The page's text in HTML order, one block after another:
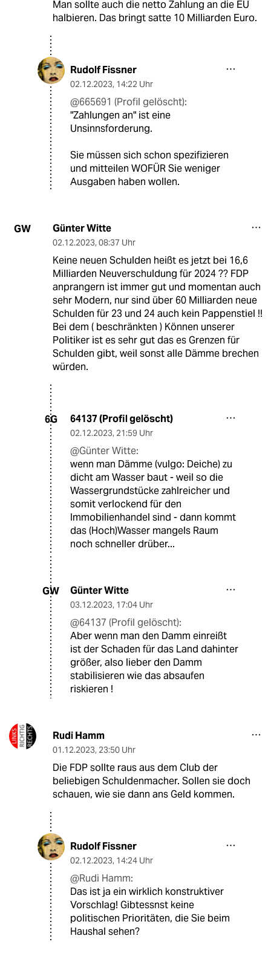
Man sollte auch die netto Zahlung an die EU
halbieren. Das bringt satte 10 Milliarden Euro.
Rudolf Fissner
02.12.2023, 14:22 Uhr
@665691 (Profil gelöscht):
"Zahlungen an" ist eine
Unsinnsforderung.
Sie müssen sich schon spezifizieren
und mitteilen WOFÜR Sie weniger
Ausgaben haben wollen.
GW Günter Witte
02.12.2023, 08:37 Uhr
Keine neuen Schulden heißt es jetzt bei 16,6
Milliarden Neuverschuldung für 2024 ?? FDP
anprangern ist immer gut und momentan auch
sehr Modern, nur sind über 60 Milliarden neue
Schulden für 23 und 24 auch kein Pappenstiel !!
Bei dem ( beschränkten ) Können unserer
Politiker ist es sehr gut das es Grenzen für
Schulden gibt, weil sonst alle Dämme brechen
würden.
6G 64137 (Profil gelöscht)
02.12.2023, 21:59 Uhr
@Günter Witte:
wenn man Dämme (vulgo: Deiche) zu
dicht am Wasser baut - weil so die
Wassergrundstücke zahlreicher und
somit verlockend für den
Immobilienhandel sind - dann kommt
das (Hoch)Wasser mangels Raum
noch schneller drüber...
GW Günter Witte
03.12.2023, 17:04 Uhr
@64137 (Profil gelöscht):
Aber wenn man den Damm einreißt
ist der Schaden für das Land dahinter
größer, also lieber den Damm
stabilisieren wie das absaufen
riskieren !
Rudi Hamm
01.12.2023, 23:50 Uhr
Die FDP sollte raus aus dem Club der
beliebigen Schuldenmacher. Sollen sie doch
schauen, wie sie dann ans Geld kommen.
Rudolf Fissner
02.12.2023, 14:24 Uhr
@Rudi Hamm:
Das ist ja ein wirklich konstruktiver
Vorschlag! Gibtessnst keine
politischen Prioritäten, die Sie beim
Haushal sehen?